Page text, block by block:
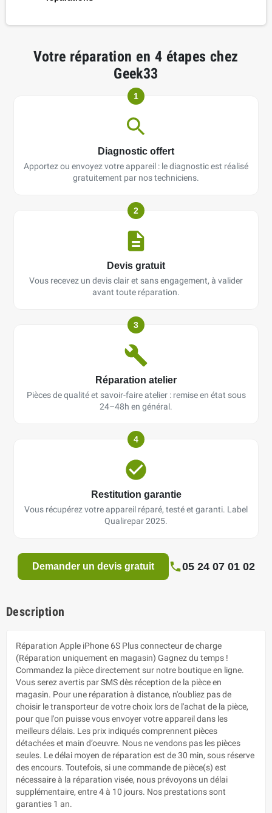
Votre réparation en 4 étapes chez
Geek33
1
Diagnostic offert
Apportez ou envoyez votre appareil : le diagnostic est réalisé
gratuitement par nos techniciens.
2
Devis gratuit
Vous recevez un devis clair et sans engagement, à valider
avant toute réparation.
3
Réparation atelier
Pièces de qualité et savoir-faire atelier : remise en état sous
24–48h en général.
4
Restitution garantie
Vous récupérez votre appareil réparé, testé et garanti. Label
Qualirepar 2025.
Demander un devis gratuit 05 24 07 01 02
Description
Réparation Apple iPhone 6S Plus connecteur de charge
(Réparation uniquement en magasin) Gagnez du temps !
Commandez la pièce directement sur notre boutique en ligne.
Vous serez avertis par SMS dès réception de la pièce en
magasin. Pour une réparation à distance, n'oubliez pas de
choisir le transporteur de votre choix lors de l'achat de la pièce,
pour que l'on puisse vous envoyer votre appareil dans les
meilleurs délais. Les prix indiqués comprennent pièces
détachées et main d’oeuvre. Nous ne vendons pas les pièces
seules. Le délai moyen de réparation est de 30 min, sous réserve
des encours. Toutefois, si une commande de pièce(s) est
nécessaire à la réparation visée, nous prévoyons un délai
supplémentaire, entre 4 à 10 jours. Nos prestations sont
garanties 1 an.